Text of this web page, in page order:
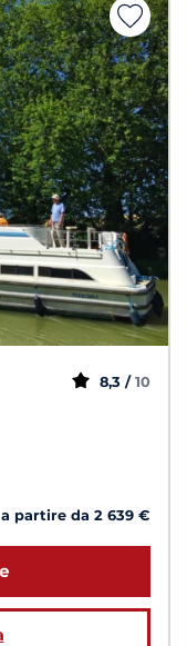
8,3 / 10
a partire da 2 639 €